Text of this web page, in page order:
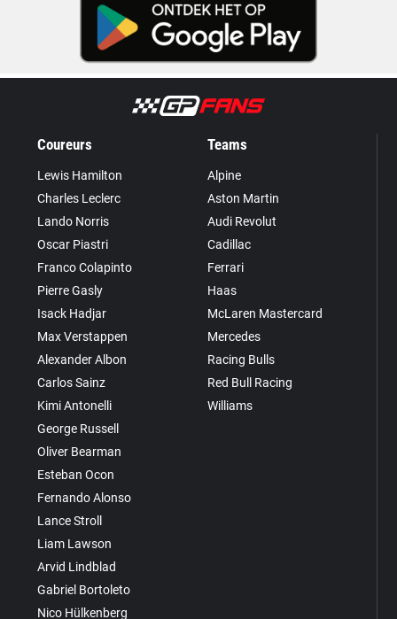
Coureurs
Lewis Hamilton
Charles Leclerc
Lando Norris
Oscar Piastri
Franco Colapinto
Pierre Gasly
Isack Hadjar
Max Verstappen
Alexander Albon
Carlos Sainz
Kimi Antonelli
George Russell
Oliver Bearman
Esteban Ocon
Fernando Alonso
Lance Stroll
Liam Lawson
Arvid Lindblad
Gabriel Bortoleto
Nico Hülkenberg
Teams
Alpine
Aston Martin
Audi Revolut
Cadillac
Ferrari
Haas
McLaren Mastercard
Mercedes
Racing Bulls
Red Bull Racing
Williams